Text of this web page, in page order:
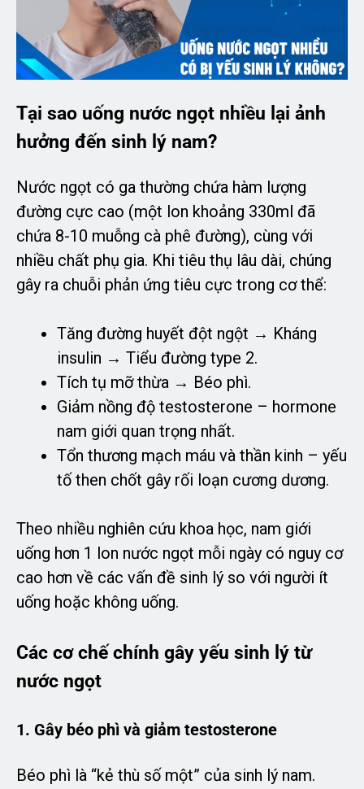
Tại sao uống nước ngọt nhiều lại ảnh
hưởng đến sinh lý nam?
Nước ngọt có ga thường chứa hàm lượng
đường cực cao (một lon khoảng 330ml đã
chứa 8-10 muỗng cà phê đường), cùng với
nhiều chất phụ gia. Khi tiêu thụ lâu dài, chúng
gây ra chuỗi phản ứng tiêu cực trong cơ thể:
Tăng đường huyết đột ngột → Kháng
insulin → Tiểu đường type 2.
Tích tụ mỡ thừa → Béo phì.
Giảm nồng độ testosterone – hormone
nam giới quan trọng nhất.
Tổn thương mạch máu và thần kinh – yếu
tố then chốt gây rối loạn cương dương.
Theo nhiều nghiên cứu khoa học, nam giới
uống hơn 1 lon nước ngọt mỗi ngày có nguy cơ
cao hơn về các vấn đề sinh lý so với người ít
uống hoặc không uống.
Các cơ chế chính gây yếu sinh lý từ
nước ngọt
1. Gây béo phì và giảm testosterone
Béo phì là “kẻ thù số một” của sinh lý nam.